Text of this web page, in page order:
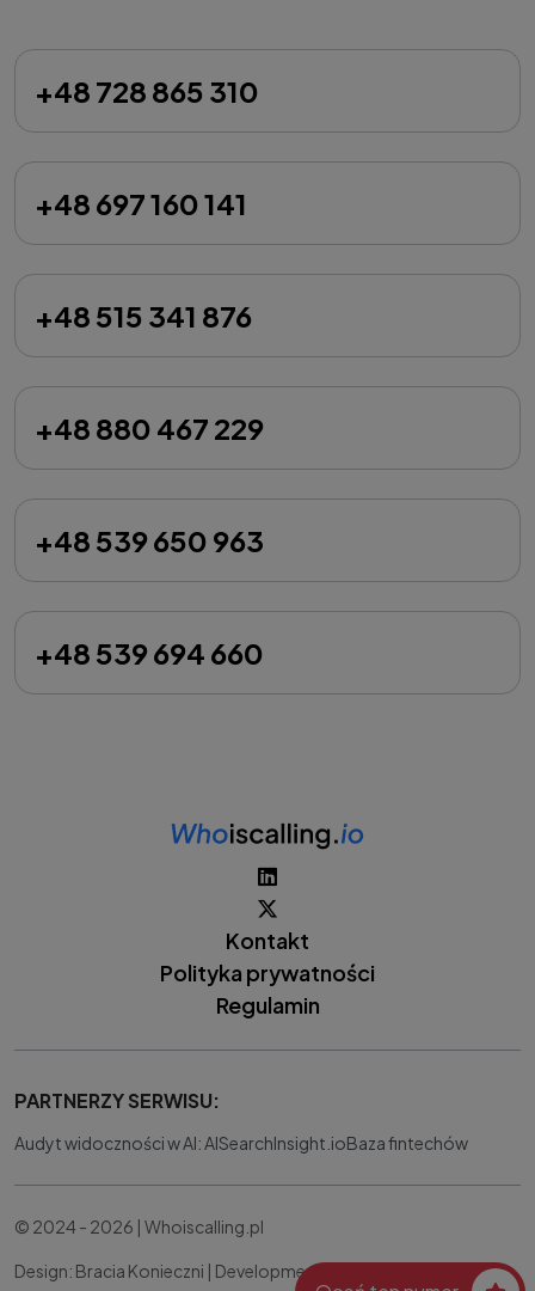
+48 728 865 310
+48 697 160 141
+48 515 341 876
+48 880 467 229
+48 539 650 963
+48 539 694 660
Kontakt
Polityka prywatności
Regulamin
PARTNERZY SERWISU:
Audyt widoczności w AI: AISearchInsight.ioBaza fintechów
© 2024 - 2026 | Whoiscalling.pl
Design: Bracia Konieczni | Development: